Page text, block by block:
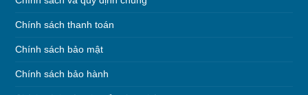
Chính sách thanh toán
Chính sách bảo mật
Chính sách bảo hành